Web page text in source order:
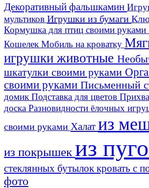
Декоративный фальшкамин
мультиков Игрушки из бумаги
Кормушка для птиц своими руками
Кошелек Мобиль на кроватку
игрушки животные
шкатулки своими руками
своими руками Письменный
домик Подставка для цветов
доска Разновидности ёлочных
своими руками Халат из
из покрышек из
стеклянных бутылок кровать с
фото